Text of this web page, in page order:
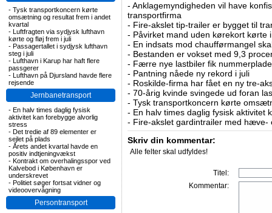
- Tysk transportkoncern kørte
omsætning og resultat frem i andet
kvartal
- Luftfragten via sydjysk lufthavn
kørte og fløj frem i juli
- Passagertallet i sydjysk lufthavn
steg i juli
- Lufthavn i Karup har haft flere
passgerer
- Lufthavn på Djursland havde flere
rejsende
Jernbanetransport
- En halv times daglig fysisk
aktivitet kan forebygge alvorlig
stress
- Det tredie af 89 elementer er
sejlet på plads
- Årets andet kvartal havde en
positiv indtjeningvækst
- Kontrakt om overhalingsspor ved
Kalvebod i København er
underskrevet
- Politiet søger fortsat vidner og
videoovervågning
Persontransport
- Anklagemyndigheden vil have
transportfirma
- Fire-akslet tip-trailer er bygget til
- Påvirket mand uden kørekort kørte
- En indsats mod chaufførmangel
- Bestanden er vokset med 9,3
- Færre nye lastbiler fik
- Pantning nåede ny rekord i juli
- Roskilde-firma har fået en ny tre-
- 70-årig kvinde svingede ud foran
- Tysk transportkoncern kørte
- En halv times daglig fysisk aktivitet
- Fire-akslet gardintrailer med hæve-
Skriv din kommentar:
Alle felter skal udfyldes!
Titel:
Kommentar: